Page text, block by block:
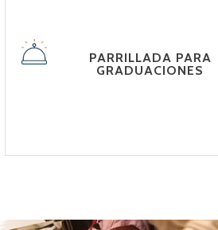
PARRILLADA PARA
GRADUACIONES